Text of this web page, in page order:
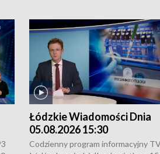
Łódzkie Wiadomości Dnia
05.08.2026 15:30
Codzienny program informacyjny